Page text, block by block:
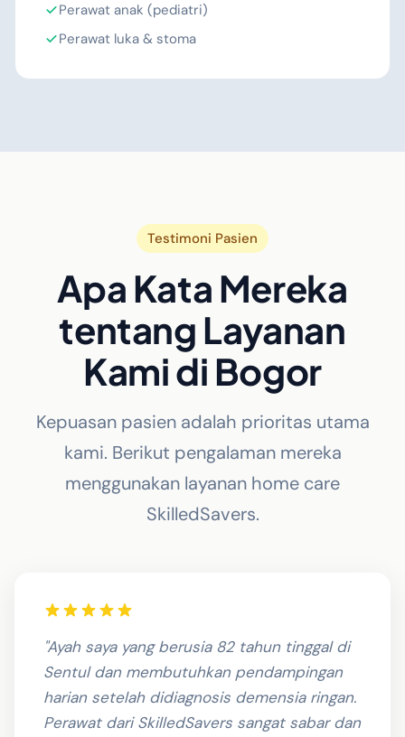
Perawat anak (pediatri)
Perawat luka & stoma
Testimoni Pasien
Apa Kata Mereka
tentang Layanan
Kami di Bogor
Kepuasan pasien adalah prioritas utama
kami. Berikut pengalaman mereka
menggunakan layanan home care
SkilledSavers.
"Ayah saya yang berusia 82 tahun tinggal di
Sentul dan membutuhkan pendampingan
harian setelah didiagnosis demensia ringan.
Perawat dari SkilledSavers sangat sabar dan